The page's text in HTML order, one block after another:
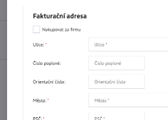
Diskuse
FacebookTwitterBluesky